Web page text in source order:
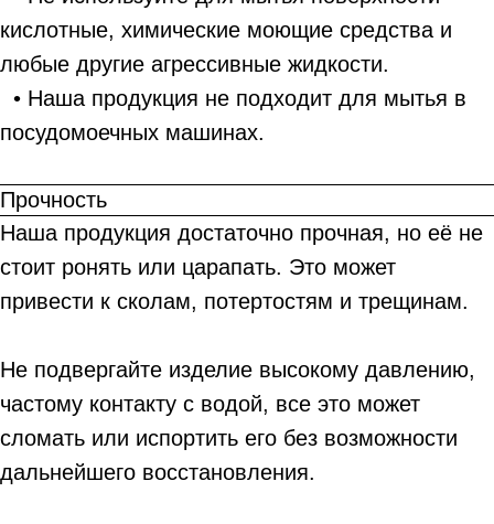
кислотные, химические моющие средства и
любые другие агрессивные жидкости.
• Наша продукция не подходит для мытья в
посудомоечных машинах.
Прочность
Наша продукция достаточно прочная, но её не
стоит ронять или царапать. Это может
привести к сколам, потертостям и трещинам.
Не подвергайте изделие высокому давлению,
частому контакту с водой, все это может
сломать или испортить его без возможности
дальнейшего восстановления.